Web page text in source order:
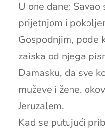
U one dane:
prijetnjom i
Gospodnjim, pođe
zaiska od njega
Damasku, da sve
muževe i žene,
Jeruzalem.
Kad se putujući